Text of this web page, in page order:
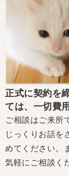
正式に契約を
ては、一切費
ご相談はご来所
じっくりお話を
めてください。
気軽にご相談く